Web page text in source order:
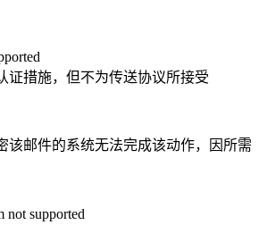
证措施，但不为传送协议所接受
该邮件的系统无法完成该动作，因所需
not supported